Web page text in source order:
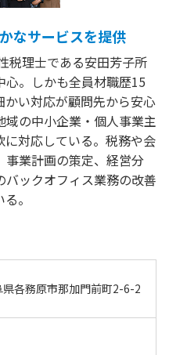
なサービスを提供
税理士である安田芳子所
。しかも全員材職歴15
い対応が顧問先から安心
域の中小企業・個人事業主
対応している。税務や会
業計画の策定、経営分
ックオフィス業務の改善
。
各務原市那加門前町2-6-2